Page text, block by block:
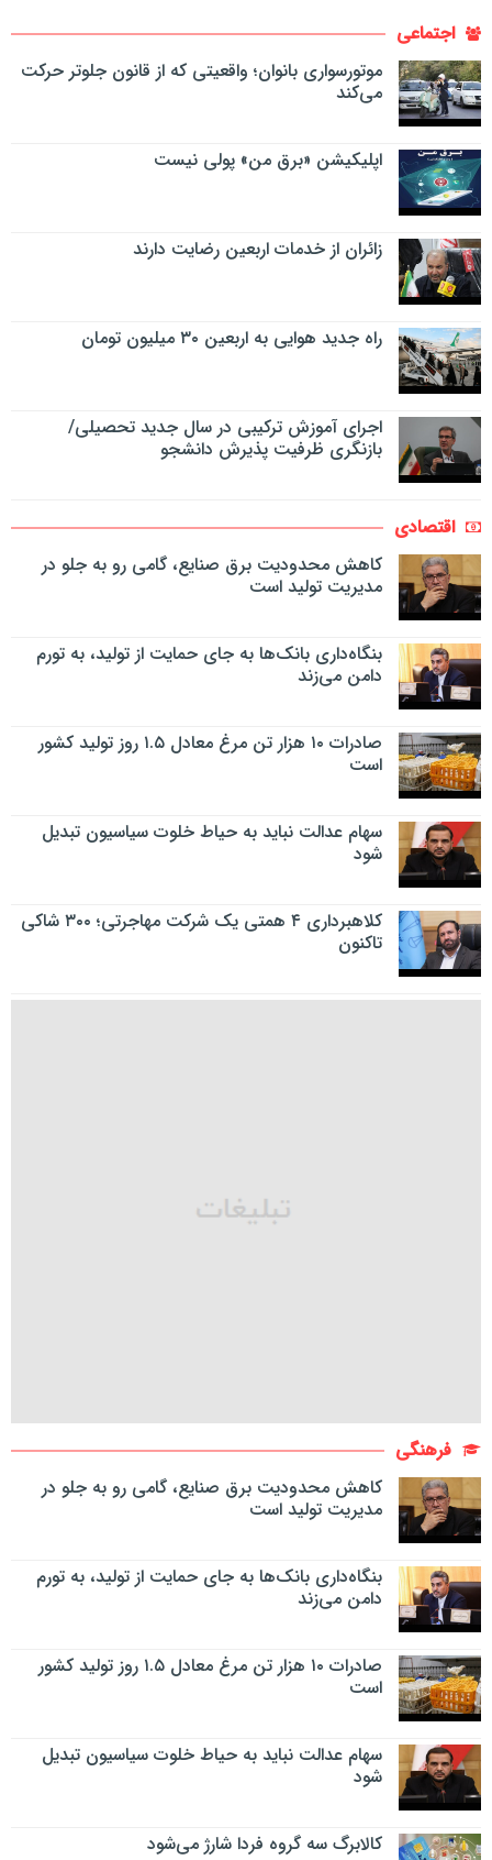
اجتماعی
موتورسواری بانوان؛ واقعیتی که از قانون جلوتر حرکت
می‌کند
اپلیکیشن «برق من» پولی نیست
زائران از خدمات اربعین رضایت دارند
راه جدید هوایی به اربعین ۳۰ میلیون تومان
اجرای آموزش ترکیبی در سال جدید تحصیلی/
بازنگری ظرفیت پذیرش دانشجو
اقتصادی
کاهش محدودیت برق صنایع، گامی رو به جلو در
مدیریت تولید است
بنگاه‌داری بانک‌ها به جای حمایت از تولید، به تورم
دامن می‌زند
صادرات ۱۰ هزار تن مرغ معادل ۱.۵ روز تولید کشور
است
سهام عدالت نباید به حیاط خلوت سیاسیون تبدیل
شود
کلاهبرداری ۴ همتی یک شرکت مهاجرتی؛ ۳۰۰ شاکی
تاکنون
فرهنگی
کاهش محدودیت برق صنایع، گامی رو به جلو در
مدیریت تولید است
بنگاه‌داری بانک‌ها به جای حمایت از تولید، به تورم
دامن می‌زند
صادرات ۱۰ هزار تن مرغ معادل ۱.۵ روز تولید کشور
است
سهام عدالت نباید به حیاط خلوت سیاسیون تبدیل
شود
کالابرگ سه گروه فردا شارژ می‌شود